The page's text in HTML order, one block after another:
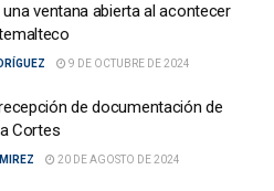
ventana abierta al acontecer
9 DE OCTUBRE DE 2024
de documentación de
Cortes
20 DE AGOSTO DE 2024